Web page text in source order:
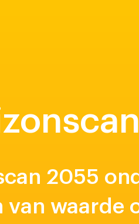
2055
waarde